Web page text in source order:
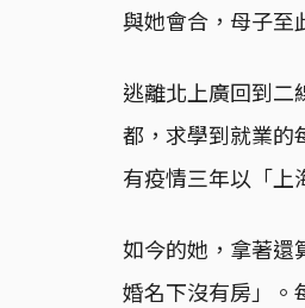
與她會合，母子至
逃離北上廣回到二
都，求學到就業的
有疫情三年以「上
如今的她，拿著還
婚名下沒有房」。